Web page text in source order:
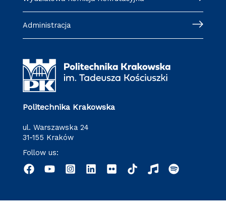
Administracja
Politechnika Krakowska
ul. Warszawska 24
31-155 Kraków
Follow us: